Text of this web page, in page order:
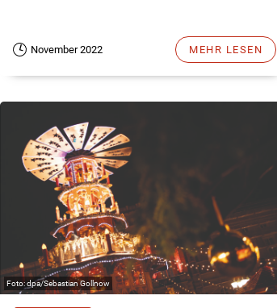
November 2022 MEHR LESEN
dpa/Sebastian Gollnow